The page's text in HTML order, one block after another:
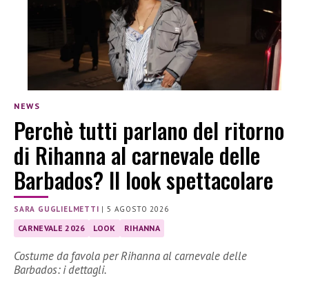
NEWS
Perchè tutti parlano del ritorno
di Rihanna al carnevale delle
Barbados? Il look spettacolare
SARA GUGLIELMETTI |5 AGOSTO 2026
CARNEVALE 2026 LOOK RIHANNA
Costume da favola per Rihanna al carnevale delle
Barbados: i dettagli.